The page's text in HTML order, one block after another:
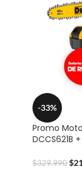
-33%
Promo
DCCS621B
$329.990 $